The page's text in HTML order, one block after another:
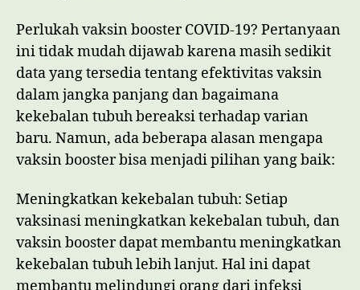
Perlukah vaksin booster COVID-19? Pertanyaan
ini tidak mudah dijawab karena masih sedikit
data yang tersedia tentang efektivitas vaksin
dalam jangka panjang dan bagaimana
kekebalan tubuh bereaksi terhadap varian
baru. Namun, ada beberapa alasan mengapa
vaksin booster bisa menjadi pilihan yang baik:
Meningkatkan kekebalan tubuh: Setiap
vaksinasi meningkatkan kekebalan tubuh, dan
vaksin booster dapat membantu meningkatkan
kekebalan tubuh lebih lanjut. Hal ini dapat